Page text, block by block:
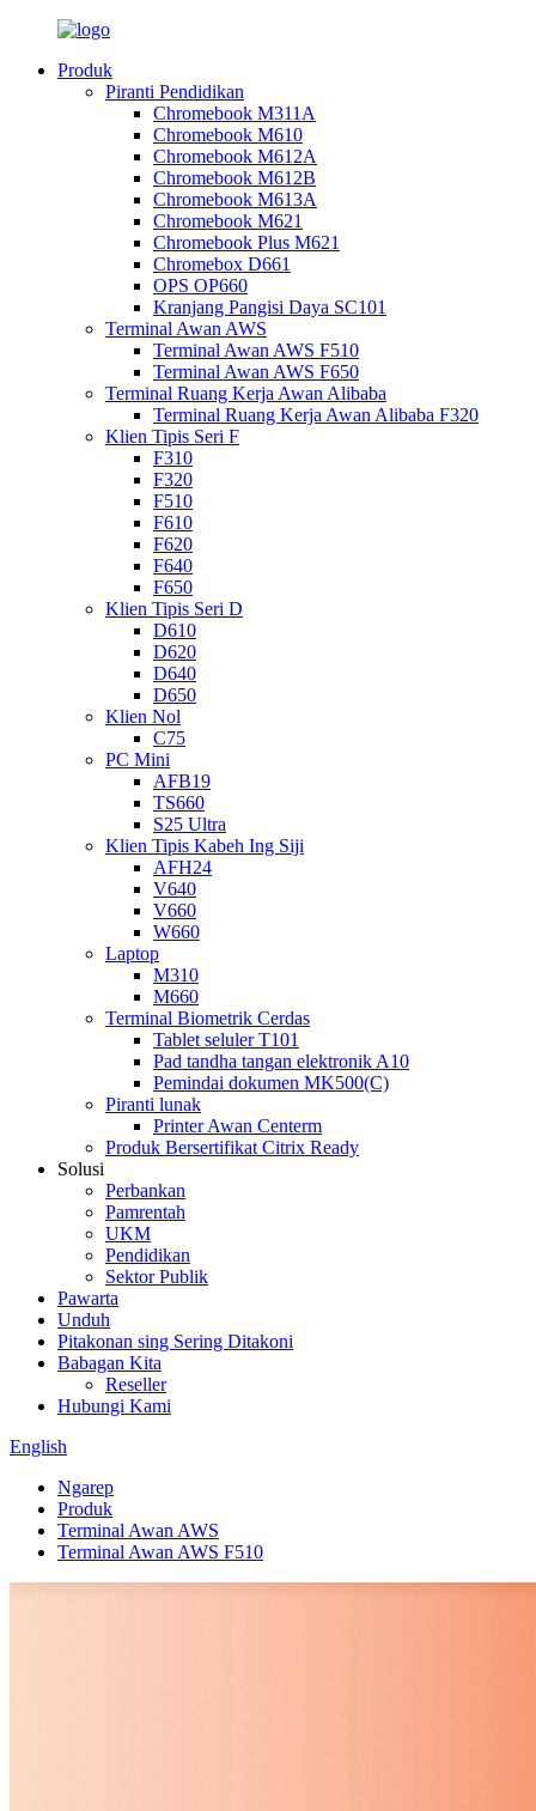
Produk
Piranti Pendidikan
Chromebook M311A
Chromebook M610
Chromebook M612A
Chromebook M612B
Chromebook M613A
Chromebook M621
Chromebook Plus M621
Chromebox D661
OPS OP660
Kranjang Pangisi Daya SC101
Terminal Awan AWS
Terminal Awan AWS F510
Terminal Awan AWS F650
Terminal Ruang Kerja Awan Alibaba
Terminal Ruang Kerja Awan Alibaba F320
Klien Tipis Seri F
F310
F320
F510
F610
F620
F640
F650
Klien Tipis Seri D
D610
D620
D640
D650
Klien Nol
C75
PC Mini
AFB19
TS660
S25 Ultra
Klien Tipis Kabeh Ing Siji
AFH24
V640
V660
W660
Laptop
M310
M660
Terminal Biometrik Cerdas
Tablet seluler T101
Pad tandha tangan elektronik A10
Pemindai dokumen MK500(C)
Piranti lunak
Printer Awan Centerm
Produk Bersertifikat Citrix Ready
Solusi
Perbankan
Pamrentah
UKM
Pendidikan
Sektor Publik
Pawarta
Unduh
Pitakonan sing Sering Ditakoni
Babagan Kita
Reseller
Hubungi Kami
English
Ngarep
Produk
Terminal Awan AWS
Terminal Awan AWS F510